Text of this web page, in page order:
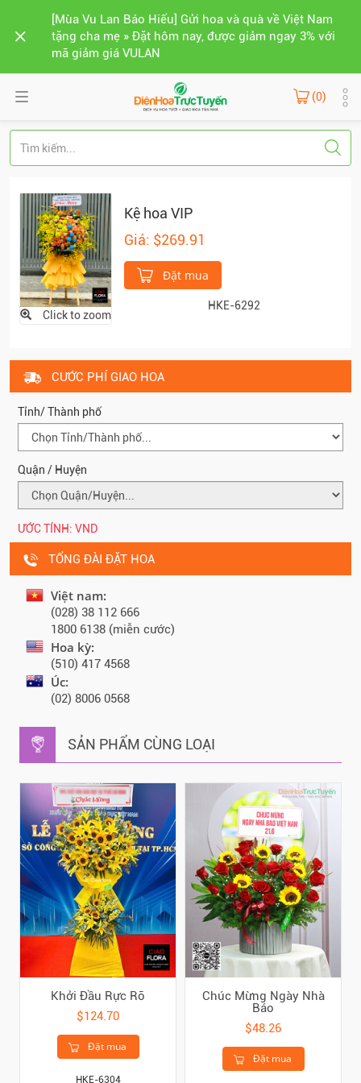
[Mùa Vu Lan Báo Hiếu] Gửi hoa và quà về Việt Nam
tặng cha mẹ » Đặt hôm nay, được giảm ngay 3% với
mã giảm giá VULAN
(0)
Click to zoom
Kệ hoa VIP
Giá: $269.91
Đặt mua
HKE-6292
CƯỚC PHÍ GIAO HOA
Tỉnh/ Thành phố
Quận / Huyện
ƯỚC TÍNH: VND
TỔNG ĐÀI ĐẶT HOA
Việt nam:
(028) 38 112 666
1800 6138 (miễn cước)
Hoa kỳ:
(510) 417 4568
Úc:
(02) 8006 0568
SẢN PHẨM CÙNG LOẠI
Khởi Đầu Rực Rỡ
$124.70
Đặt mua
HKE-6304
Chúc Mừng Ngày Nhà
Báo
$48.26
Đặt mua